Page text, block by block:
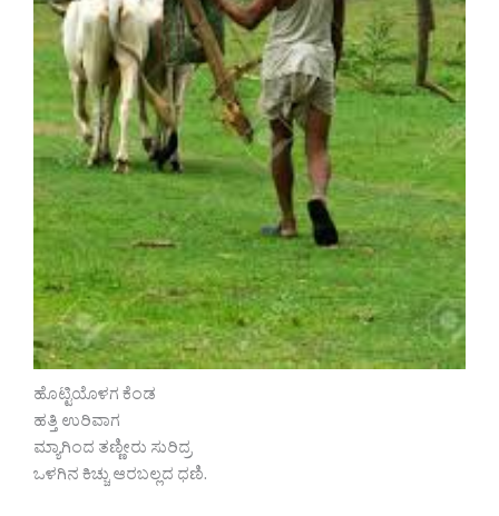
ಹೊಟ್ಟಿಯೊಳಗ ಕೆಂಡ
ಹತ್ತಿ ಉರಿವಾಗ
ಮ್ಯಾಗಿಂದ ತಣ್ಣೀರು ಸುರಿದ್ರ
ಒಳಗಿನ ಕಿಚ್ಚು ಆರಬಲ್ಲದ ಧಣಿ.